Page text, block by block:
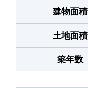
建物面積
土地面積
築年数